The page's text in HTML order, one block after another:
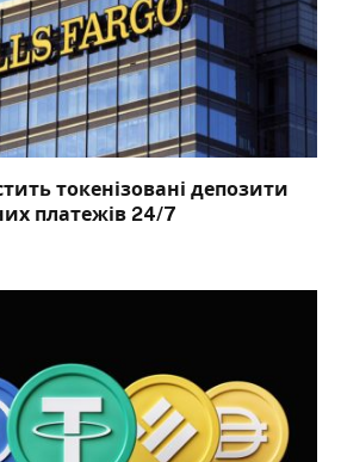
токенізовані депозити
платежів 24/7